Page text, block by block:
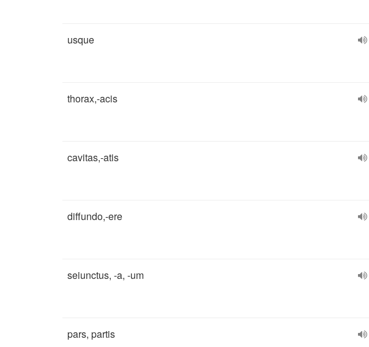
usque
thorax,-acis
cavitas,-atis
diffundo,-ere
seiunctus, -a, -um
pars, partis